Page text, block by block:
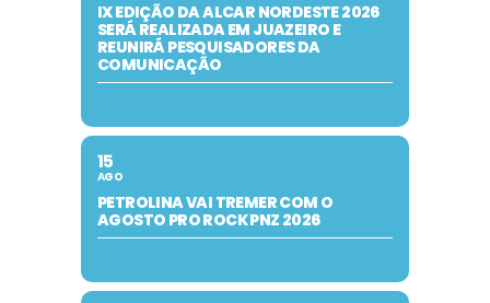
IX EDIÇÃO DA ALCAR NORDESTE 2026
SERÁ REALIZADA EM JUAZEIRO E
REUNIRÁ PESQUISADORES DA
COMUNICAÇÃO
15
AGO
PETROLINA VAI TREMER COM O
AGOSTO PRO ROCK PNZ 2026